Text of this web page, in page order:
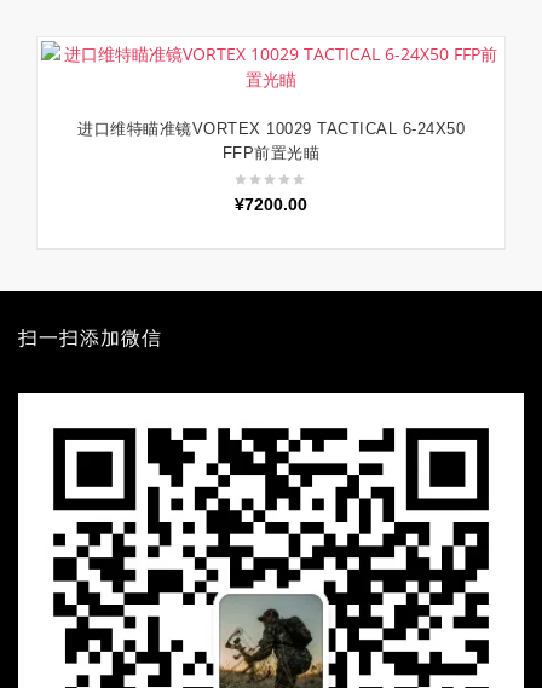
加入购物车
进口维特瞄准镜VORTEX 10029 TACTICAL 6-24X50
FFP前置光瞄
¥7200.00
扫一扫添加微信